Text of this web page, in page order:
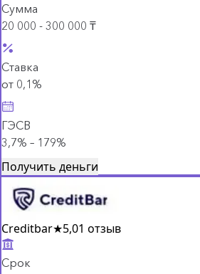
Сумма
20 000 - 300 000 ₸
Ставка
от 0,1%
ГЭСВ
3,7% – 179%
Получить деньги
Creditbar★5,01 отзыв
Срок